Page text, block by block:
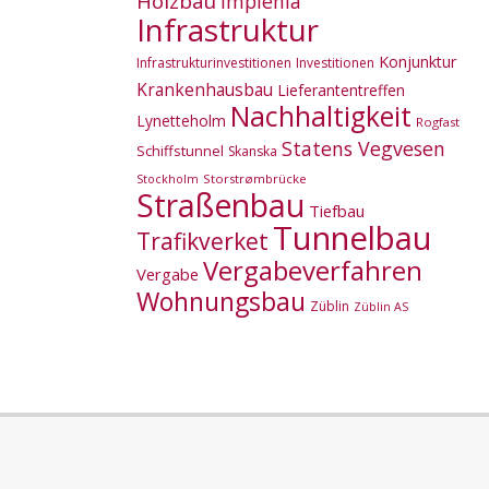
Infrastruktur
Infrastrukturinvestitionen Investitionen Konjunktur
Krankenhausbau Lieferantentreffen
Lynetteholm Nachhaltigkeit Rogfast
Schiffstunnel Skanska Statens Vegvesen
Stockholm Storstrømbrücke
Straßenbau Tiefbau
Trafikverket Tunnelbau
Vergabe Vergabeverfahren
Wohnungsbau Züblin Züblin AS